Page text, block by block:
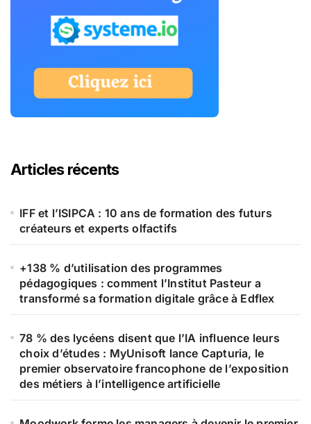
Articles récents
IFF et l’ISIPCA : 10 ans de formation des futurs
créateurs et experts olfactifs
+138 % d’utilisation des programmes
pédagogiques : comment l’Institut Pasteur a
transformé sa formation digitale grâce à Edflex
78 % des lycéens disent que l’IA influence leurs
choix d’études : MyUnisoft lance Capturia, le
premier observatoire francophone de l’exposition
des métiers à l’intelligence artificielle